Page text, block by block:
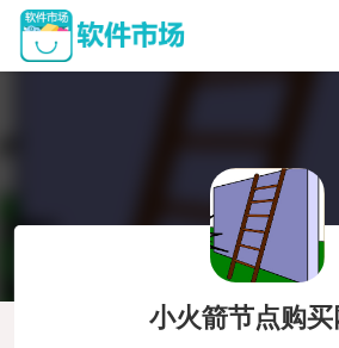
小火箭节点购买